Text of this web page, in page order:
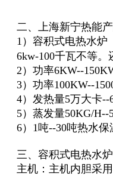
二、上海新宁热能产
1）容积式电热水炉
6kw-100千瓦不等。
2）功率6KW--
3）功率100KW--
4）发热量5万大卡--
5）蒸发量50KG/H--
6）1吨--30吨热水保
三、容积式电热水
主机：主机内胆采